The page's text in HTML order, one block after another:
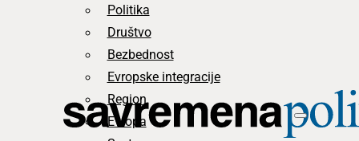
Politika
Društvo
Bezbednost
Evropske integracije
Region
Evropa